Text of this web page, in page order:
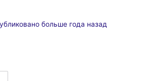
больше года назад